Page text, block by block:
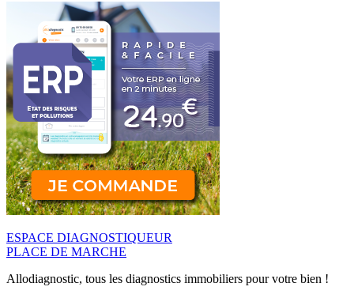
ESPACE DIAGNOSTIQUEUR
PLACE DE MARCHE
Allodiagnostic, tous les diagnostics immobiliers pour votre bien !